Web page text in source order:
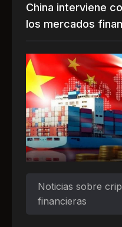
China interviene
los mercados
Noticias sobre
financieras